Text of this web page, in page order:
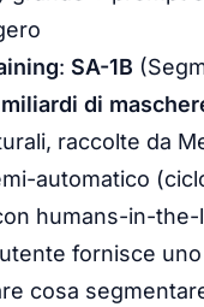
: SA-1B
miliardi di
raccolte da
automatico
humans-in-the-
fornisce
cosa